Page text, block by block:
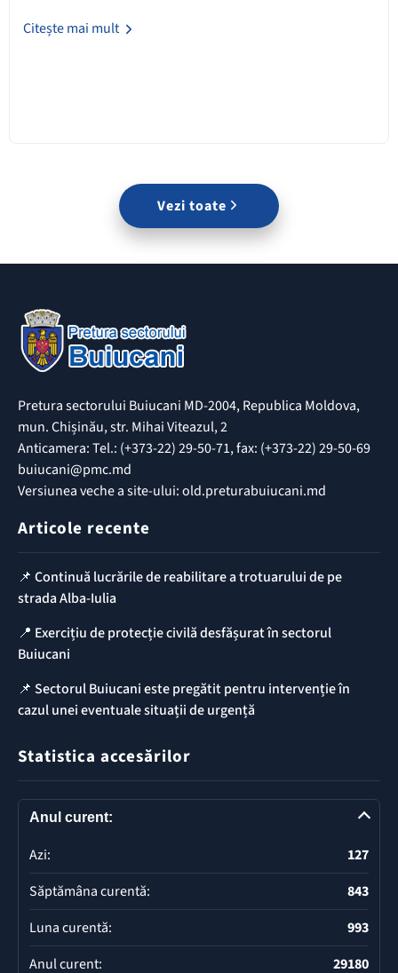
Citește mai mult
Vezi toate
Pretura sectorului Buiucani MD-2004, Republica Moldova,
mun. Chișinău, str. Mihai Viteazul, 2
Anticamera: Tel.: (+373-22) 29-50-71, fax: (+373-22) 29-50-69
buiucani@pmc.md
Versiunea veche a site-ului: old.preturabuiucani.md
Articole recente
📌 Continuă lucrările de reabilitare a trotuarului de pe
strada Alba-Iulia
📍 Exercițiu de protecție civilă desfășurat în sectorul
Buiucani
📌 Sectorul Buiucani este pregătit pentru intervenție în
cazul unei eventuale situații de urgență
Statistica accesărilor
Anul curent:
Azi:
127
Săptămâna curentă:
843
Luna curentă:
993
Anul curent:
29180